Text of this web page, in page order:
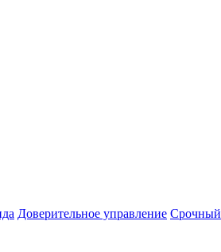
Доверительное управление